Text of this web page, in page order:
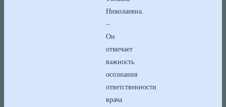
Николаевна.
–
Он
отмечает
важность
осознания
ответственности
врача